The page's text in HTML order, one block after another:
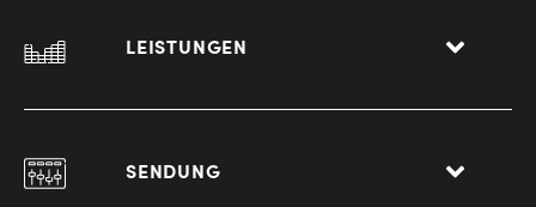
LEISTUNGEN
SENDUNG